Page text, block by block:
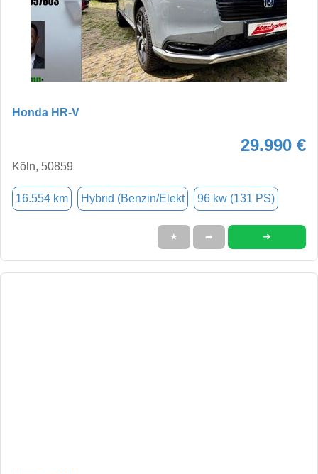
Honda HR-V
29.990 €
Köln, 50859
16.554 km Hybrid (Benzin/Elekt 96 kw (131 PS)
★ ➦ ➜